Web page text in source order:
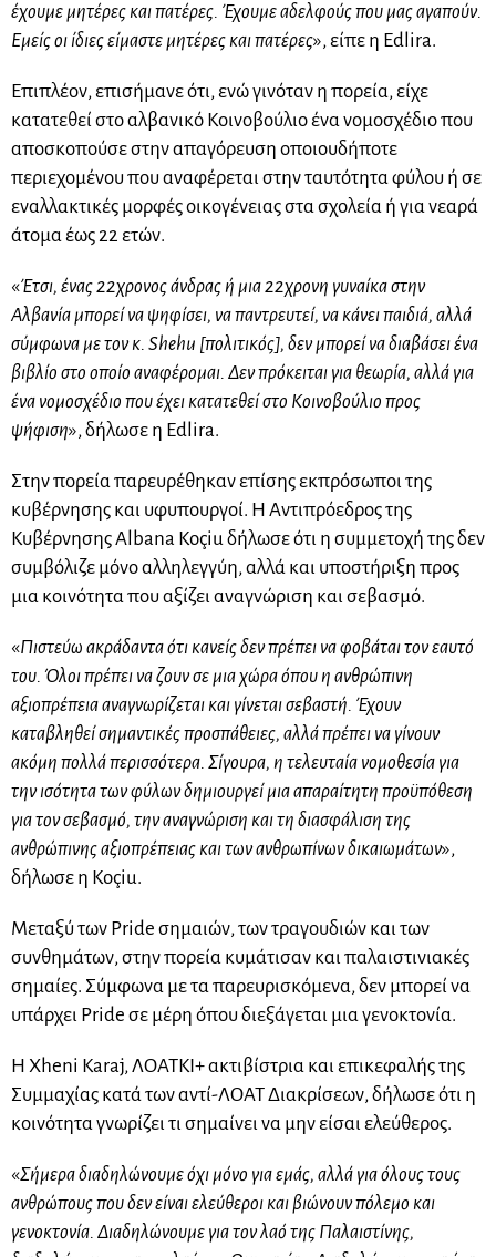
έχουμε μητέρες και πατέρες. Έχουμε αδελφούς που μας αγαπούν.
Εμείς οι ίδιες είμαστε μητέρες και πατέρες», είπε η Edlira.
Επιπλέον, επισήμανε ότι, ενώ γινόταν η πορεία, είχε
κατατεθεί στο αλβανικό Κοινοβούλιο ένα νομοσχέδιο που
αποσκοπούσε στην απαγόρευση οποιουδήποτε
περιεχομένου που αναφέρεται στην ταυτότητα φύλου ή σε
εναλλακτικές μορφές οικογένειας στα σχολεία ή για νεαρά
άτομα έως 22 ετών.
«Έτσι, ένας 22χρονος άνδρας ή μια 22χρονη γυναίκα στην
Αλβανία μπορεί να ψηφίσει, να παντρευτεί, να κάνει παιδιά, αλλά
σύμφωνα με τον κ. Shehu [πολιτικός], δεν μπορεί να διαβάσει ένα
βιβλίο στο οποίο αναφέρομαι. Δεν πρόκειται για θεωρία, αλλά για
ένα νομοσχέδιο που έχει κατατεθεί στο Κοινοβούλιο προς
ψήφιση», δήλωσε η Edlira.
Στην πορεία παρευρέθηκαν επίσης εκπρόσωποι της
κυβέρνησης και υφυπουργοί. Η Αντιπρόεδρος της
Κυβέρνησης Albana Koçiu δήλωσε ότι η συμμετοχή της δεν
συμβόλιζε μόνο αλληλεγγύη, αλλά και υποστήριξη προς
μια κοινότητα που αξίζει αναγνώριση και σεβασμό.
«Πιστεύω ακράδαντα ότι κανείς δεν πρέπει να φοβάται τον εαυτό
του. Όλοι πρέπει να ζουν σε μια χώρα όπου η ανθρώπινη
αξιοπρέπεια αναγνωρίζεται και γίνεται σεβαστή. Έχουν
καταβληθεί σημαντικές προσπάθειες, αλλά πρέπει να γίνουν
ακόμη πολλά περισσότερα. Σίγουρα, η τελευταία νομοθεσία για
την ισότητα των φύλων δημιουργεί μια απαραίτητη προϋπόθεση
για τον σεβασμό, την αναγνώριση και τη διασφάλιση της
ανθρώπινης αξιοπρέπειας και των ανθρωπίνων δικαιωμάτων»,
δήλωσε η Koçiu.
Μεταξύ των Pride σημαιών, των τραγουδιών και των
συνθημάτων, στην πορεία κυμάτισαν και παλαιστινιακές
σημαίες. Σύμφωνα με τα παρευρισκόμενα, δεν μπορεί να
υπάρχει Pride σε μέρη όπου διεξάγεται μια γενοκτονία.
Η Xheni Karaj, ΛΟΑΤΚΙ+ ακτιβίστρια και επικεφαλής της
Συμμαχίας κατά των αντί-ΛΟΑΤ Διακρίσεων, δήλωσε ότι η
κοινότητα γνωρίζει τι σημαίνει να μην είσαι ελεύθερος.
«Σήμερα διαδηλώνουμε όχι μόνο για εμάς, αλλά για όλους τους
ανθρώπους που δεν είναι ελεύθεροι και βιώνουν πόλεμο και
γενοκτονία. Διαδηλώνουμε για τον λαό της Παλαιστίνης,